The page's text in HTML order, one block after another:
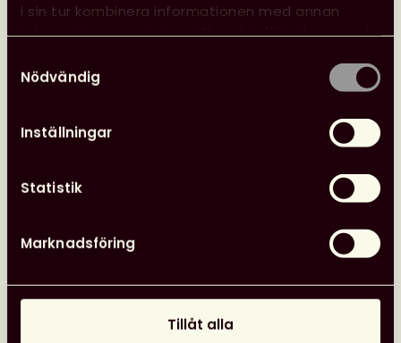
i sin tur kombinera informationen med annan
information som du har tillhandahållit eller som de
Nödvändig
Inställningar
Statistik
Marknadsföring
Tillåt alla
Foto: Privat.
boktips, faktatexter om författare och
recensioner.